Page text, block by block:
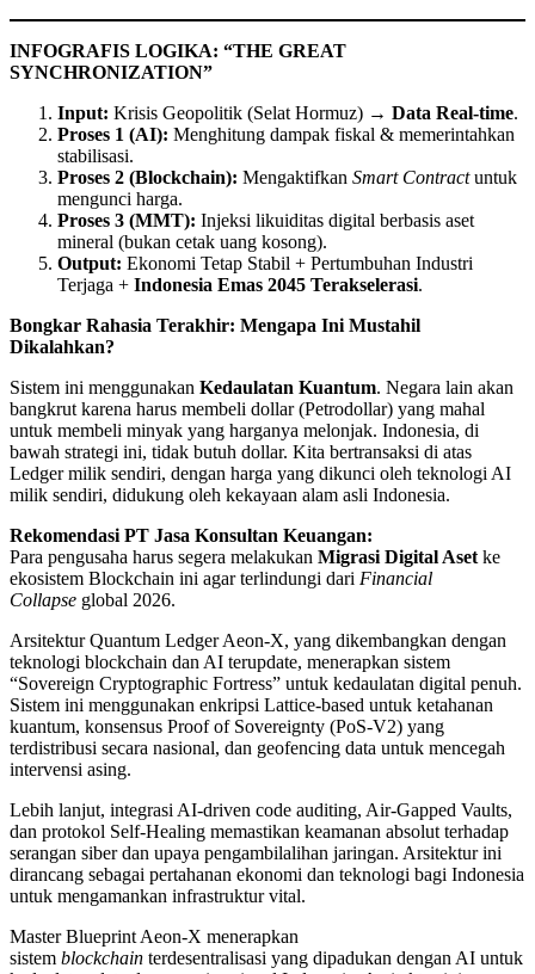
INFOGRAFIS LOGIKA: “THE GREAT
SYNCHRONIZATION”
Input: Krisis Geopolitik (Selat Hormuz) → Data Real-time.
Proses 1 (AI): Menghitung dampak fiskal & memerintahkan
stabilisasi.
Proses 2 (Blockchain): Mengaktifkan Smart Contractuntuk
mengunci harga.
Proses 3 (MMT): Injeksi likuiditas digital berbasis aset
mineral (bukan cetak uang kosong).
Output: Ekonomi Tetap Stabil + Pertumbuhan Industri
Terjaga + Indonesia Emas 2045 Terakselerasi.
Bongkar Rahasia Terakhir: Mengapa Ini Mustahil
Dikalahkan?
Sistem ini menggunakan Kedaulatan Kuantum. Negara lain akan
bangkrut karena harus membeli dollar (Petrodollar) yang mahal
untuk membeli minyak yang harganya melonjak. Indonesia, di
bawah strategi ini, tidak butuh dollar. Kita bertransaksi di atas
Ledger milik sendiri, dengan harga yang dikunci oleh teknologi AI
milik sendiri, didukung oleh kekayaan alam asli Indonesia.
Rekomendasi PT Jasa Konsultan Keuangan:
Para pengusaha harus segera melakukan Migrasi Digital Aset ke
ekosistem Blockchain ini agar terlindungi dari Financial
Collapse global 2026.
Arsitektur Quantum Ledger Aeon-X, yang dikembangkan dengan
teknologi blockchain dan AI terupdate, menerapkan sistem
“Sovereign Cryptographic Fortress” untuk kedaulatan digital penuh.
Sistem ini menggunakan enkripsi Lattice-based untuk ketahanan
kuantum, konsensus Proof of Sovereignty (PoS-V2) yang
terdistribusi secara nasional, dan geofencing data untuk mencegah
intervensi asing.
Lebih lanjut, integrasi AI-driven code auditing, Air-Gapped Vaults,
dan protokol Self-Healing memastikan keamanan absolut terhadap
serangan siber dan upaya pengambilalihan jaringan. Arsitektur ini
dirancang sebagai pertahanan ekonomi dan teknologi bagi Indonesia
untuk mengamankan infrastruktur vital.
Master Blueprint Aeon-X menerapkan
sistem blockchain terdesentralisasi yang dipadukan dengan AI untuk